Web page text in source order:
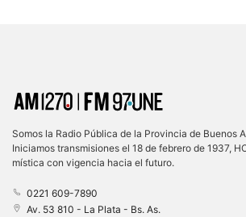
Somos la Radio Pública de la Provincia de Buenos
Iniciamos transmisiones el 18 de febrero de 1937,
mística con vigencia hacia el futuro.
0221 609-7890
Av. 53 810 - La Plata - Bs. As.